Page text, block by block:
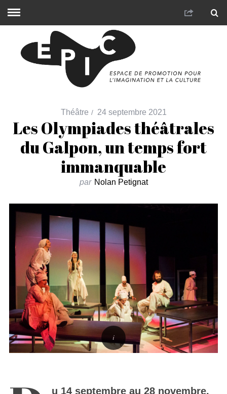
Théâtre 24 septembre 2021
Les Olympiades théâtrales
du Galpon, un temps fort
immanquable
par Nolan Petignat
u 14 septembre au 28 novembre,